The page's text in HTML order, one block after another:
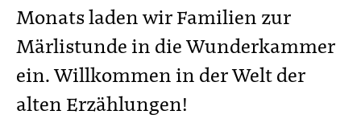
Monats laden wir Familien zur
Märlistunde in die Wunderkammer
ein. Willkommen in der Welt der
alten Erzählungen!